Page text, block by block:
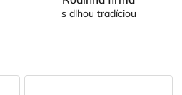
s dlhou tradíciou